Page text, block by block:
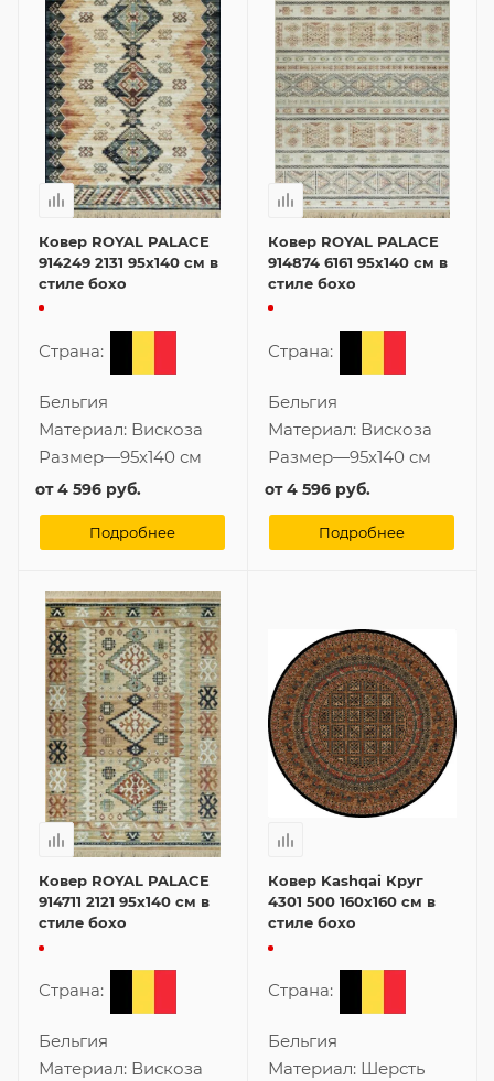
Ковер ROYAL PALACE
914249 2131 95x140 см в
стиле бохо
Страна:
Бельгия
Материал: Вискоза
Размер—95x140 см
от4 596 руб.
Подробнее
Ковер ROYAL PALACE
914874 6161 95x140 см в
стиле бохо
Страна:
Бельгия
Материал: Вискоза
Размер—95x140 см
от4 596 руб.
Подробнее
Ковер ROYAL PALACE
914711 2121 95x140 см в
стиле бохо
Страна:
Бельгия
Материал: Вискоза
Ковер Kashqai Круг
4301 500 160x160 см в
стиле бохо
Страна:
Бельгия
Материал: Шерсть